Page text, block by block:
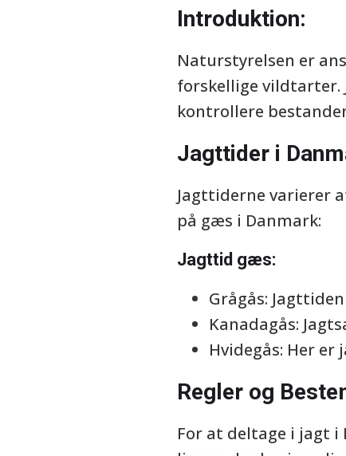
Introduktion:
Naturstyrelsen er
forskellige
kontrollere
Jagttider i
Jagttiderne varierer
på gæs i Danmark:
Jagttid gæs:
Grågås:
Kanadagås:
Hvidegås: Her
Regler og
For at deltage i jagt